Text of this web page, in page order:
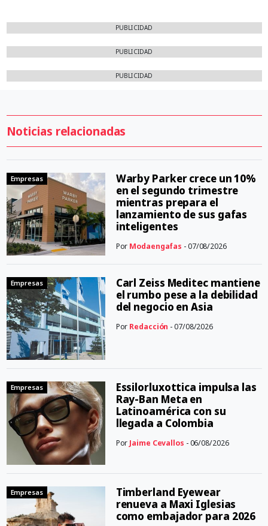
PUBLICIDAD
PUBLICIDAD
PUBLICIDAD
Noticias relacionadas
Empresas
Warby Parker crece un 10%
en el segundo trimestre
mientras prepara el
lanzamiento de sus gafas
inteligentes
Por Modaengafas - 07/08/2026
Empresas
Carl Zeiss Meditec mantiene
el rumbo pese a la debilidad
del negocio en Asia
Por Redacción - 07/08/2026
Empresas
Essilorluxottica impulsa las
Ray-Ban Meta en
Latinoamérica con su
llegada a Colombia
PorJaime Cevallos - 06/08/2026
Empresas
Timberland Eyewear
renueva a Maxi Iglesias
como embajador para 2026